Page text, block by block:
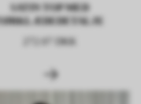
SATIN TOP MED
TØRKLÆDEDETALJE
272.07 DKK